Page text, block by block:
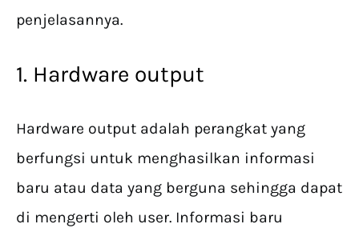
penjelasannya.
1. Hardware output
Hardware output adalah perangkat yang
berfungsi untuk menghasilkan informasi
baru atau data yang berguna sehingga dapat
di mengerti oleh user. Informasi baru